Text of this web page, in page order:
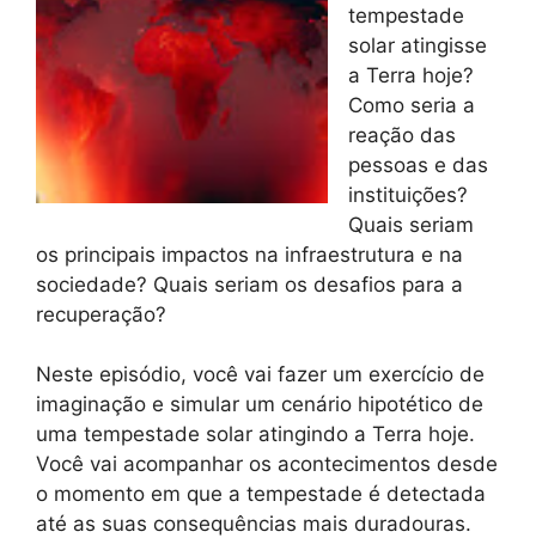
tempestade
solar atingisse
a Terra hoje?
Como seria a
reação das
pessoas e das
instituições?
Quais seriam
os principais impactos na infraestrutura e na
sociedade? Quais seriam os desafios para a
recuperação?
Neste episódio, você vai fazer um exercício de
imaginação e simular um cenário hipotético de
uma tempestade solar atingindo a Terra hoje.
Você vai acompanhar os acontecimentos desde
o momento em que a tempestade é detectada
até as suas consequências mais duradouras.